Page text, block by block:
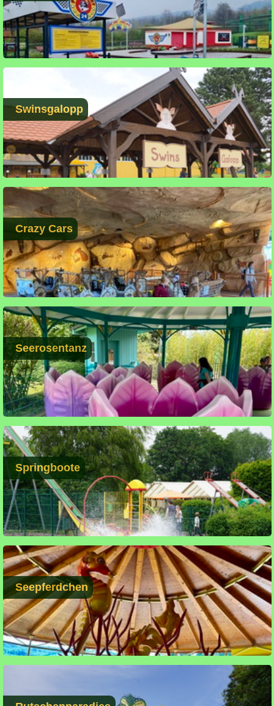
Swinsgalopp
Crazy Cars
Seerosentanz
Springboote
Seepferdchen